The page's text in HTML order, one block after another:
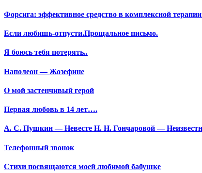
Форсига: эффективное средство в комплексной
Если любишь-отпусти.Прощальное письмо.
Я боюсь тебя потерять..
Наполеон — Жозефине
О мой застенчивый герой
Первая любовь в 14 лет….
А. С. Пушкин — Невесте Н. Н. Гончаровой —
Телефонный звонок
Стихи посвящаются моей любимой бабушке